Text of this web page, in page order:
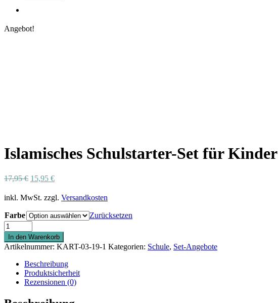
Angebot!
Islamisches Schulstarter-Set für Kinder
17,95€ Ursprünglicher
war:
15,95 €Aktueller
ist:
inkl. MwSt. zzgl. Versandkosten
Farbe
Zurücksetzen
Islamisches
Schulstarter-
Set
für
Kinder
Menge
In den Warenkorb
Artikelnummer: KART-03-19-1 Kategorien: Schule, Set-Angebote
Beschreibung
Produktsicherheit
Rezensionen (0)